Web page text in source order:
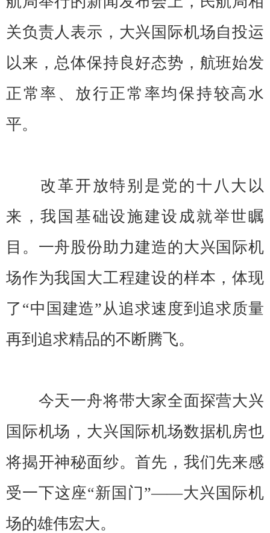
关负责人表示，大兴国际机场自投运
以来，总体保持良好态势，航班始发
正常率、放行正常率均保持较高水
平。
改革开放特别是党的十八大以
来，我国基础设施建设成就举世瞩
目。一舟股份助力建造的大兴国际机
场作为我国大工程建设的样本，体现
了“中国建造”从追求速度到追求质量
再到追求精品的不断腾飞。
今天一舟将带大家全面探营大兴
国际机场，大兴国际机场数据机房也
将揭开神秘面纱。首先，我们先来感
受一下这座“新国门”——大兴国际机
场的雄伟宏大。